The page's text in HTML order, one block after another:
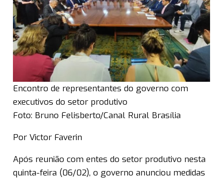
Encontro de representantes do governo com
executivos do setor produtivo
Foto: Bruno Felisberto/Canal Rural Brasília
Por Victor Faverin
Após reunião com entes do setor produtivo nesta
quinta-feira (06/02), o governo anunciou medidas